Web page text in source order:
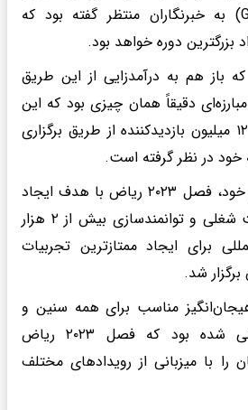
عربستان سعودی (GEA) به خبرنگاران منتظر گفته بود که
بزرگترین دوره خواهد بود.
باز هم به درآمدزایی از این طریق
دقیقاً همان چیزی بود که این
کشور برای جذب ۱۰ تا ۱۲ میلیون بازدیدکننده از طریق برگزاری
خود در نظر گرفته است.
اکنون در چهارمین سال خود، فصل ۲۰۲۳ ریاض با هدف ایجاد
بیش از ۲۰۰ هزار فرصت شغلی و توانمندسازی بیش از ۲ هزار
برای ایجاد ممتازترین تجربیات
شد.
مناسب برای همه سنین و
علایق، پیشتر پیش‌بینی شده بود که فصل ۲۰۲۳ ریاض
را با میزبانی از رویداد‌های مختلف